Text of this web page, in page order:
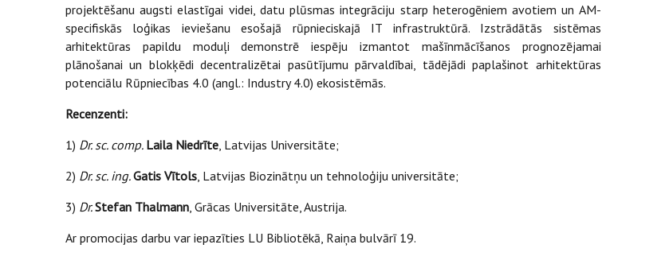
projektēšanu augsti elastīgai videi, datu plūsmas integrāciju starp heterogēniem avotiem un AM-
specifiskās loģikas ieviešanu esošajā rūpnieciskajā IT infrastruktūrā. Izstrādātās sistēmas
arhitektūras papildu moduļi demonstrē iespēju izmantot mašīnmācīšanos prognozējamai
plānošanai un blokķēdi decentralizētai pasūtījumu pārvaldībai, tādējādi paplašinot arhitektūras
potenciālu Rūpniecības 4.0 (angl.: Industry 4.0) ekosistēmās.
Recenzenti:
1) ‎ Dr. sc. comp. Laila Niedrīte, Latvijas Universitāte;
2) Dr. sc. ing.Gatis Vītols, Latvijas Biozinātņu un tehnoloģiju universitāte;
3) Dr.Stefan Thalmann, Grācas Universitāte, Austrija.
Ar promocijas darbu var iepazīties LU Bibliotēkā, Raiņa bulvārī 19.